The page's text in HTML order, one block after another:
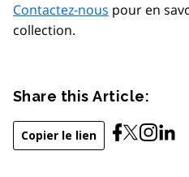
Contactez-nous pour en
collection.
Share this Article:
Copier le lien